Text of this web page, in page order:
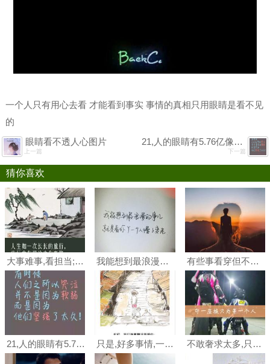
一个人只有用心去看 才能看到事实 事情的真相只用眼睛是看不见
的
眼睛看不透人心图片
上一篇
21,人的眼睛有5.76亿像素,却总是看不透人心.
下一篇
猜你喜欢
大事难事,看担当;逆境顺境,看胸襟;是喜是怒,看涵养;有舍有得#手绘#古风 我能想到最浪漫的事儿 就是看你丫一个人慢慢变老 有些事看穿但不拆穿,面子上好过;有些事看透但不说透,凡事自己受.#女人#女生#背影
21,人的眼睛有5.76亿像素,却总是看不透人心. 只是,好多事情,一用力,就会拆穿,一拆穿,就会失去.#手绘 不敢奢求太多,只希望你能够回头看一眼.